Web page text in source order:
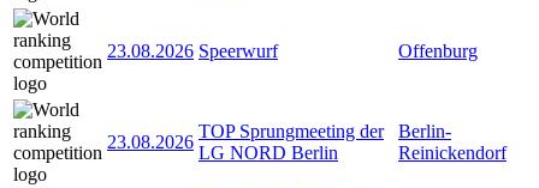
23.08.2026 Speerwurf Offenburg
23.08.2026
TOP Sprungmeeting der
LG NORD Berlin
Berlin-
Reinickendorf